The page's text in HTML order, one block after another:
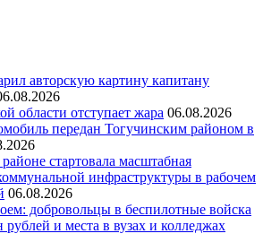
авторскую картину капитану
области отступает жара 06.08.2026
передан Тогучинским районом в
стартовала масштабная
инфраструктуры в рабочем
06.08.2026
добровольцы в беспилотные войска
рублей и места в вузах и колледжах